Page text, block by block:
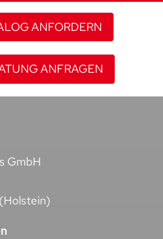
ANFORDERN
ANFRAGEN
GmbH